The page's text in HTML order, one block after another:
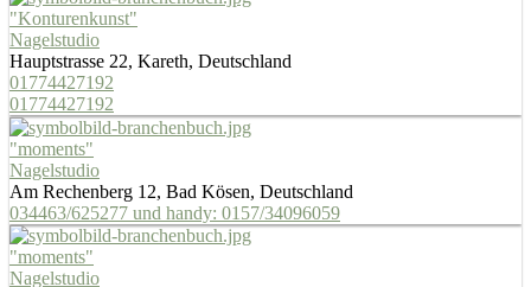
"Konturenkunst"
Nagelstudio
Hauptstrasse 22, Kareth, Deutschland
01774427192
01774427192
"moments"
Nagelstudio
Am Rechenberg 12, Bad Kösen, Deutschland
034463/625277 und handy: 0157/34096059
"moments"
Nagelstudio